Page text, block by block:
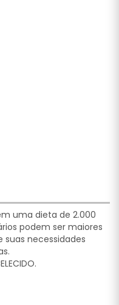
uma dieta de 2.000
podem ser maiores
necessidades